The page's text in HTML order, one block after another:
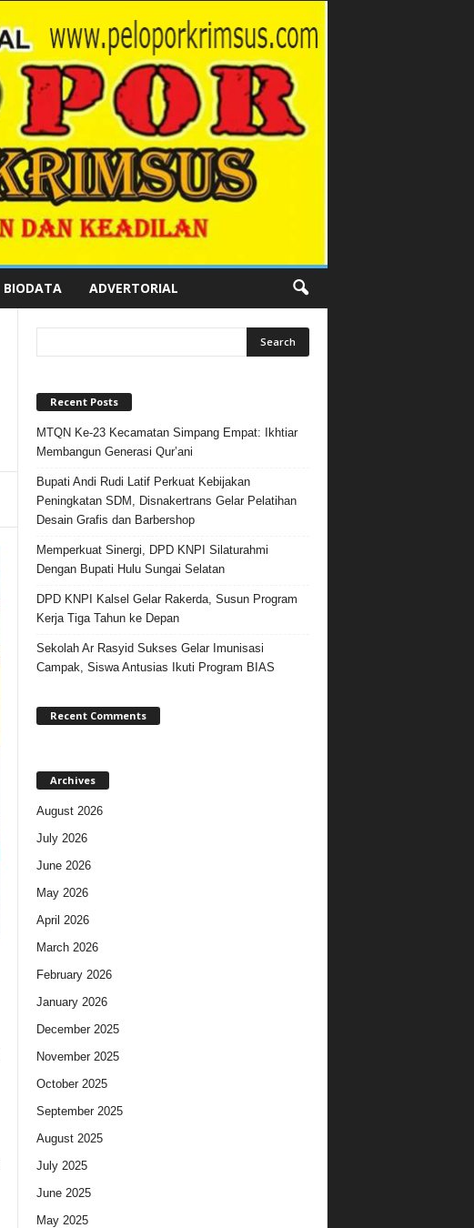
BIODATA ADVERTORIAL
Recent Posts
MTQN Ke-23 Kecamatan Simpang Empat: Ikhtiar
Membangun Generasi Qur’ani
Bupati Andi Rudi Latif Perkuat Kebijakan
Peningkatan SDM, Disnakertrans Gelar Pelatihan
Desain Grafis dan Barbershop
Memperkuat Sinergi, DPD KNPI Silaturahmi
Dengan Bupati Hulu Sungai Selatan
DPD KNPI Kalsel Gelar Rakerda, Susun Program
Kerja Tiga Tahun ke Depan
Sekolah Ar Rasyid Sukses Gelar Imunisasi
Campak, Siswa Antusias Ikuti Program BIAS
Recent Comments
Archives
August 2026
July 2026
June 2026
May 2026
April 2026
March 2026
February 2026
January 2026
December 2025
November 2025
October 2025
September 2025
August 2025
July 2025
June 2025
May 2025